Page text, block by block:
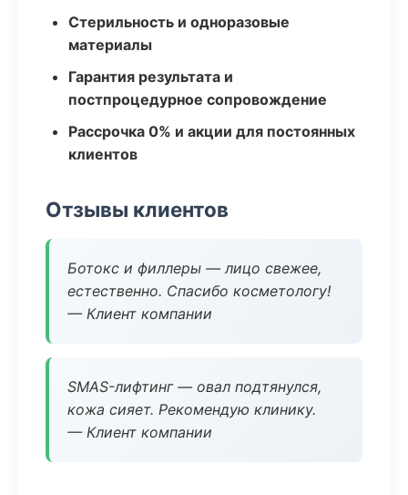
Стерильность и одноразовые
материалы
Гарантия результата и
постпроцедурное сопровождение
Рассрочка 0% и акции для постоянных
клиентов
Отзывы клиентов
Ботокс и филлеры — лицо свежее,
естественно. Спасибо косметологу!
— Клиент компании
SMAS-лифтинг — овал подтянулся,
кожа сияет. Рекомендую клинику.
— Клиент компании